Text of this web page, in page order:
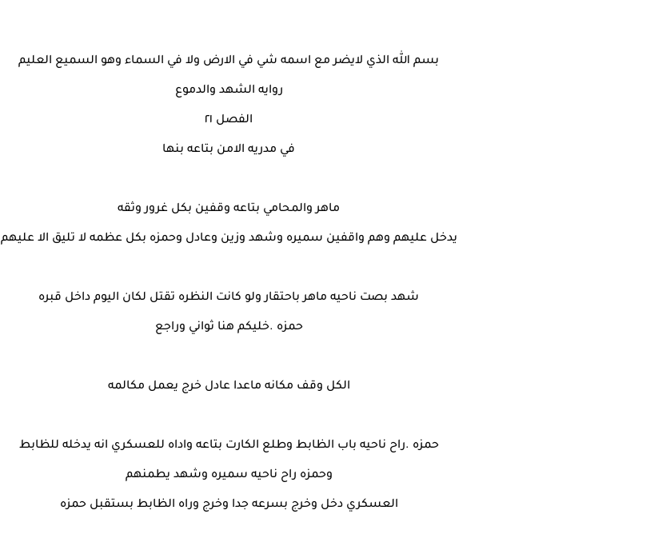
بسم الله الذي لايضر مع اسمه شي في الارض ولا في السماء وهو السميع العليم
روايه الشهد والدموع
الفصل ٢١
في مدريه الامن بتاعه بنها
ماهر والمحامي بتاعه وقفين بكل غرور وثقه
يدخل عليهم وهم واقفين سميره وشهد وزين وعادل وحمزه بكل عظمه لا تليق الا عليهم
شهد بصت ناحيه ماهر باحتقار ولو كانت النظره تقتل لكان اليوم داخل قبره
حمزه .خليكم هنا ثواني وراجع
الكل وقف مكانه ماعدا عادل خرج يعمل مكالمه
حمزه .راح ناحيه باب الظابط وطلع الكارت بتاعه واداه للعسكري انه يدخله للظابط
وحمزه راح ناحيه سميره وشهد يطمنهم
العسكري دخل وخرج بسرعه جدا وخرج وراه الظابط بستقبل حمزه